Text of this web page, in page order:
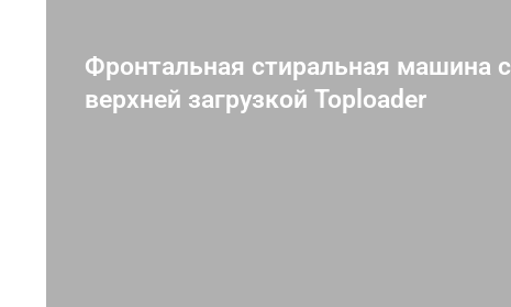
Фронтальная стиральная машина с
верхней загрузкой Toploader